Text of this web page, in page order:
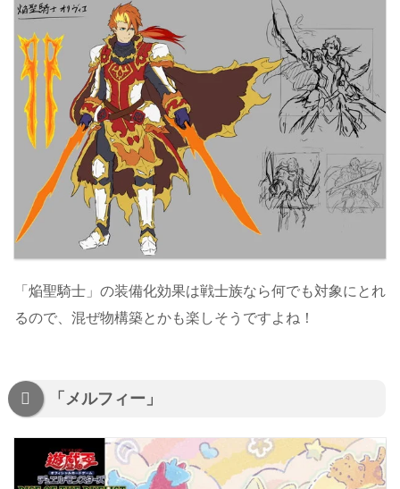
「焔聖騎士」の装備化効果は戦士族なら何でも対象にとれ
るので、混ぜ物構築とかも楽しそうですよね！
「メルフィー」